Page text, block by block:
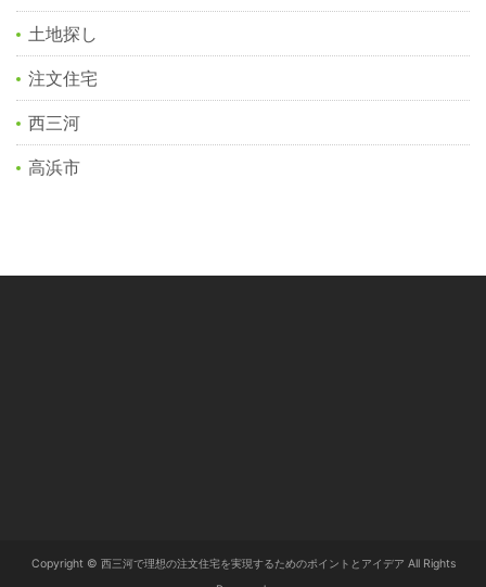
土地探し
注文住宅
西三河
高浜市
Copyright © 西三河で理想の注文住宅を実現するためのポイントとアイデア All Rights